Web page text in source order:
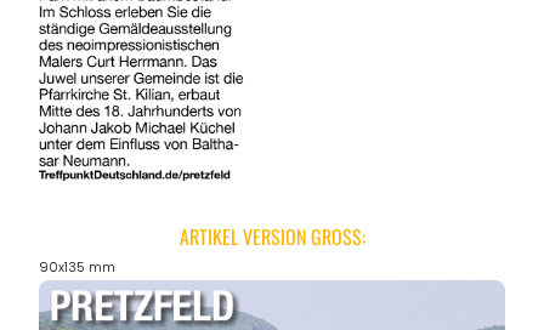
ARTIKEL VERSION GROSS:
90x135 mm